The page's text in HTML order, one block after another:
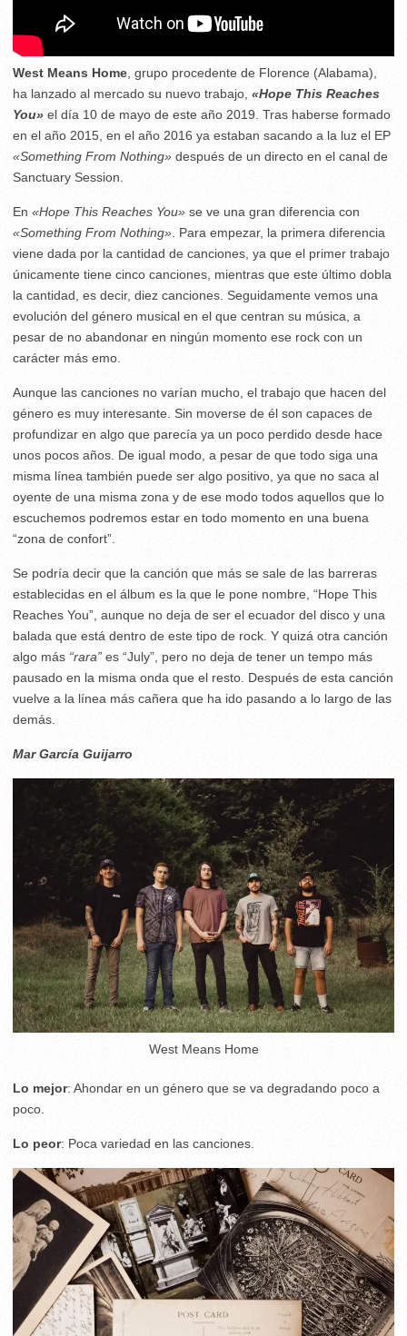
West Means Home , grupo procedente de Florence (Alabama),
ha lanzado al mercado su nuevo trabajo, «Hope This Reaches
You» el día 10 de mayo de este año 2019. Tras haberse formado
en el año 2015, en el año 2016 ya estaban sacando a la luz el EP
«Something From Nothing» después de un directo en el canal de
Sanctuary Session.
En «Hope This Reaches You» se ve una gran diferencia con
«Something From Nothing» . Para empezar, la primera diferencia
viene dada por la cantidad de canciones, ya que el primer trabajo
únicamente tiene cinco canciones, mientras que este último dobla
la cantidad, es decir, diez canciones. Seguidamente vemos una
evolución del género musical en el que centran su música, a
pesar de no abandonar en ningún momento ese rock con un
carácter más emo.
Aunque las canciones no varían mucho, el trabajo que hacen del
género es muy interesante. Sin moverse de él son capaces de
profundizar en algo que parecía ya un poco perdido desde hace
unos pocos años. De igual modo, a pesar de que todo siga una
misma línea también puede ser algo positivo, ya que no saca al
oyente de una misma zona y de ese modo todos aquellos que lo
escuchemos podremos estar en todo momento en una buena
“zona de confort”.
Se podría decir que la canción que más se sale de las barreras
establecidas en el álbum es la que le pone nombre, “Hope This
Reaches You”, aunque no deja de ser el ecuador del disco y una
balada que está dentro de este tipo de rock. Y quizá otra canción
algo más “rara” es “July”, pero no deja de tener un tempo más
pausado en la misma onda que el resto. Después de esta canción
vuelve a la línea más cañera que ha ido pasando a lo largo de las
demás.
Mar García Guijarro
West Means Home
Lo mejor: Ahondar en un género que se va degradando poco a
poco.
Lo peor: Poca variedad en las canciones.